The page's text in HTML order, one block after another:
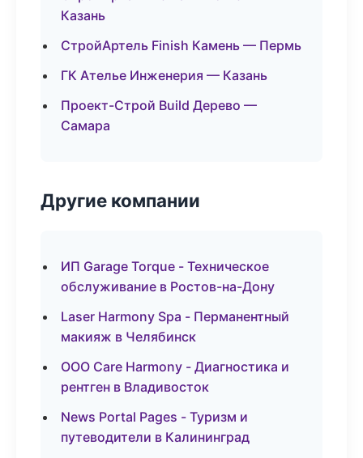
Казань
СтройАртель Finish Камень — Пермь
ГК Ателье Инженерия — Казань
Проект-Строй Build Дерево —
Самара
Другие компании
ИП Garage Torque - Техническое
обслуживание в Ростов-на-Дону
Laser Harmony Spa - Перманентный
макияж в Челябинск
ООО Care Harmony - Диагностика и
рентген в Владивосток
News Portal Pages - Туризм и
путеводители в Калининград